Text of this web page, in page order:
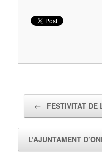
← FESTIVITAT
L’AJUNTAMENT